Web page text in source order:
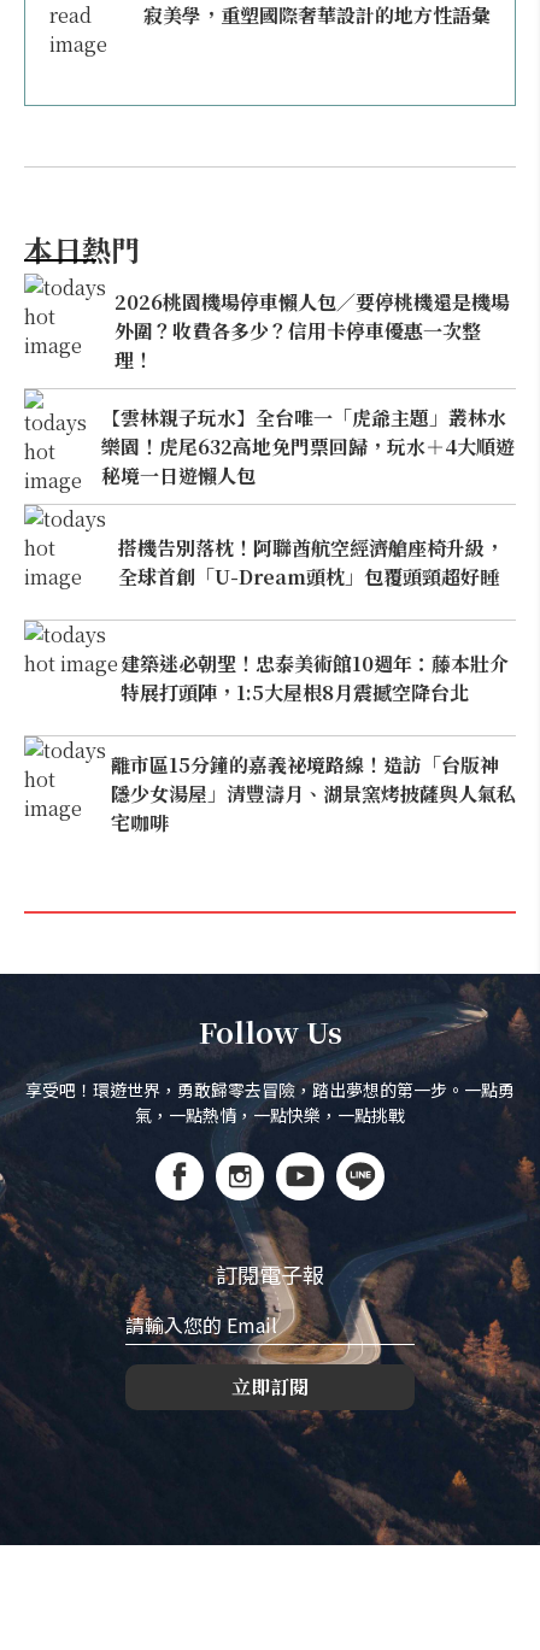
寂美學，重塑國際奢華設計的地方性語彙
本日熱門
2026桃園機場停車懶人包／要停桃機還是機場
外圍？收費各多少？信用卡停車優惠一次整
理！
【雲林親子玩水】全台唯一「虎爺主題」叢林水
樂園！虎尾632高地免門票回歸，玩水＋4大順遊
秘境一日遊懶人包
搭機告別落枕！阿聯酋航空經濟艙座椅升級，
全球首創「U-Dream頭枕」包覆頭頸超好睡
建築迷必朝聖！忠泰美術館10週年：藤本壯介
特展打頭陣，1:5大屋根8月震撼空降台北
離市區15分鐘的嘉義祕境路線！造訪「台版神
隱少女湯屋」清豐濤月、湖景窯烤披薩與人氣私
宅咖啡
Follow Us
享受吧！環遊世界，勇敢歸零去冒險，踏出夢想的第一步。一點勇
氣，一點熱情，一點快樂，一點挑戰
訂閱電子報
立即訂閱